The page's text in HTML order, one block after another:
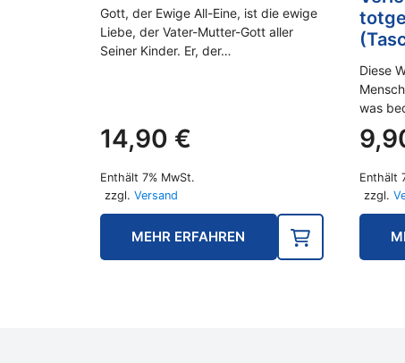
Gott, der Ewige All-Eine, ist die ewige
Liebe, der Vater-Mutter-Gott aller
Seiner Kinder. Er, der…
14,90 €
Enthält 7% MwSt.
zzgl. Versand
MEHR ERFAHREN
Diese
was
Enthält
zzgl.